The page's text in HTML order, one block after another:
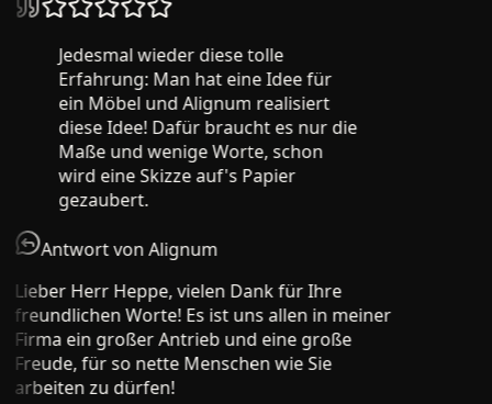
Jedesmal wieder diese tolle
Erfahrung: Man hat eine Idee für
ein Möbel und Alignum realisiert
diese Idee! Dafür braucht es nur die
Maße und wenige Worte, schon
wird eine Skizze auf's Papier
gezaubert.
Antwort von Alignum
Lieber Herr Heppe, vielen Dank für Ihre
freundlichen Worte! Es ist uns allen in meiner
Firma ein großer Antrieb und eine große
Freude, für so nette Menschen wie Sie
arbeiten zu dürfen!